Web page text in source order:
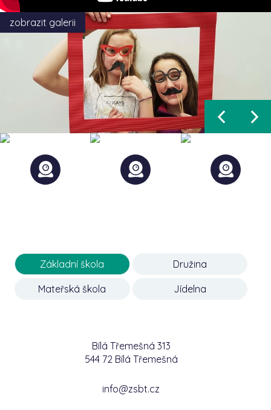
zobrazit galerii
Základní škola Družina
Mateřská škola Jídelna
Bílá Třemešná 313
544 72 Bílá Třemešná
info@zsbt.cz